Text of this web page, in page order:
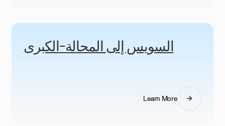
السويس إلى المحالة-الكبرى
Learn More